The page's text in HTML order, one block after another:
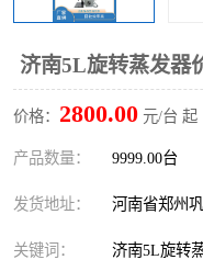
济南5L旋转蒸发器
价格： 2800.00 元/台 起
产品数量： 9999.00台
发货地址： 河南省郑州
关键词： 济南5L旋转